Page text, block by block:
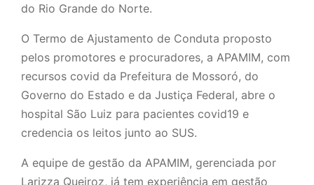
do Rio Grande do Norte.
O Termo de Ajustamento de Conduta proposto
pelos promotores e procuradores, a APAMIM, com
recursos covid da Prefeitura de Mossoró, do
Governo do Estado e da Justiça Federal, abre o
hospital São Luiz para pacientes covid19 e
credencia os leitos junto ao SUS.
A equipe de gestão da APAMIM, gerenciada por
Larizza Queiroz, já tem experiência em gestão